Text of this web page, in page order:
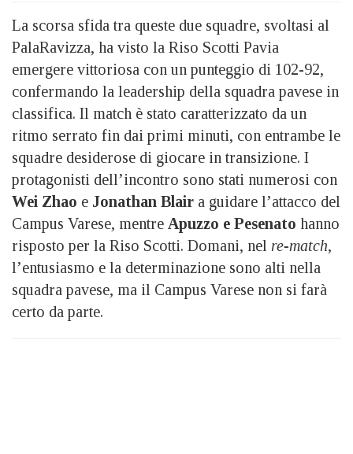
La scorsa sfida tra queste due squadre, svoltasi al
PalaRavizza, ha visto la Riso Scotti Pavia
emergere vittoriosa con un punteggio di 102-92,
confermando la leadership della squadra pavese in
classifica. Il match è stato caratterizzato da un
ritmo serrato fin dai primi minuti, con entrambe le
squadre desiderose di giocare in transizione. I
protagonisti dell’incontro sono stati numerosi con
Wei Zhao e Jonathan Blair a guidare l’attacco del
Campus Varese, mentre Apuzzo e Pesenato hanno
risposto per la Riso Scotti. Domani, nel re-match,
l’entusiasmo e la determinazione sono alti nella
squadra pavese, ma il Campus Varese non si farà
certo da parte.